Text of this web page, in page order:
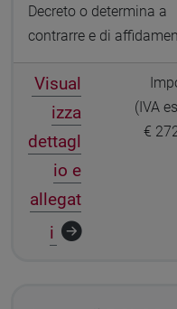
Decreto o determina a
contrarre e di
Visual
izza
dettagl
io e
allegat
i
(IVA
€